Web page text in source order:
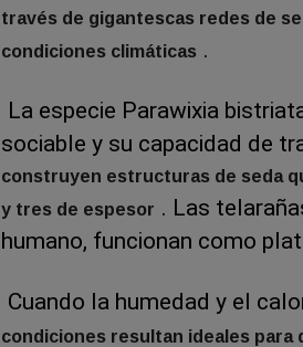
través de gigantescas redes de
condiciones climáticas .
La especie Parawixia
sociable y su capacidad de
construyen estructuras de seda
y tres de espesor . Las
humano, funcionan como
Cuando la humedad y el
condiciones resultan ideales para